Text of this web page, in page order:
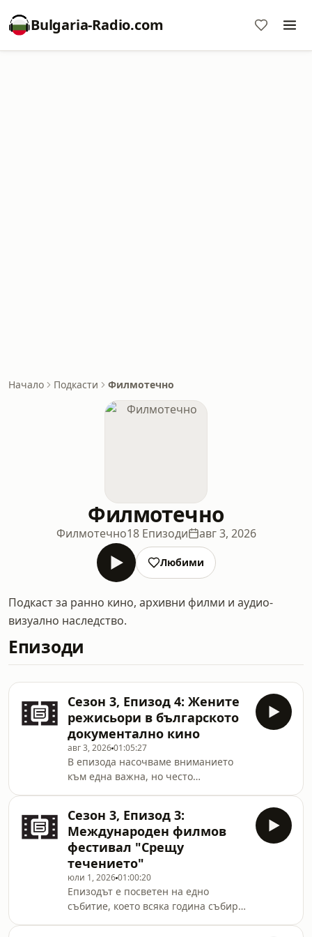
Bulgaria-Radio.com
Начало Подкасти Филмотечно
Филмотечно
Филмотечно18 Епизоди авг 3, 2026
Любими
Подкаст за ранно кино, архивни филми и аудио-
визуално наследство.
Епизоди
Сезон 3, Епизод 4: Жените
режисьори в българското
документално кино
авг 3, 202601:05:27
В епизода насочваме вниманието
към една важна, но често
жените режисьори в българското
документално кино.Поводът е
фотографската изложба, която
организираха наши колеги от
Института за изследване на
изкуствата към БАН. Експозицията е
озаглавена „Жени режисьорки в
българското документално кино“,
Сезон 3, Епизод 3:
Международен филмов
фестивал "Срещу
течението"
юли 1, 202601:00:20
Епизодът е посветен на едно
събитие, което всяка година събира